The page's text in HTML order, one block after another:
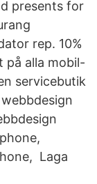
presents for
rep. 10%
på alla mobil-
servicebutik
Laga